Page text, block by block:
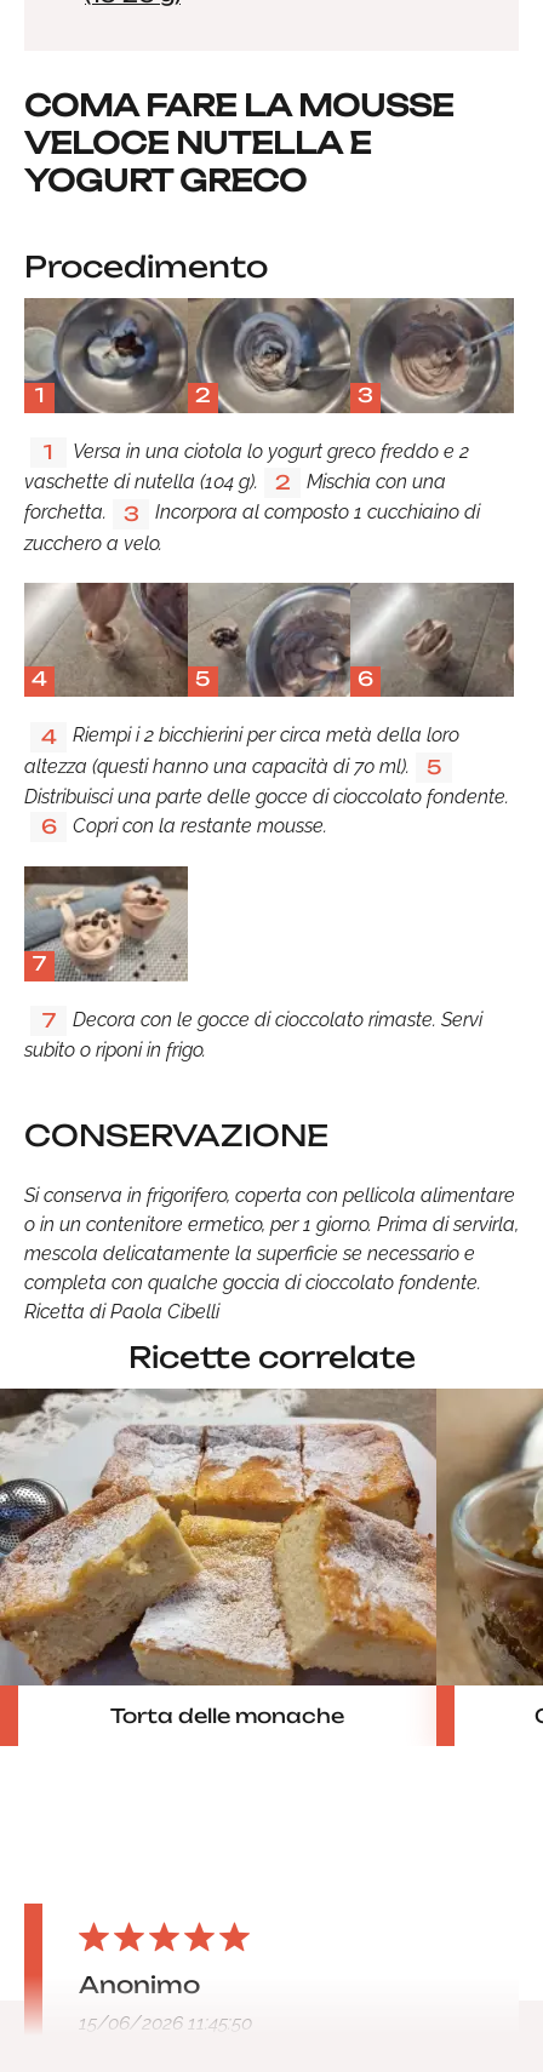
COMA FARE LA MOUSSE
VELOCE NUTELLA E
YOGURT GRECO
Procedimento
1 2 3
1
Versa in una ciotola lo yogurt greco freddo e 2
vaschette di nutella (104 g).
2
Mischia con una
forchetta.
3
Incorpora al composto 1 cucchiaino di
zucchero a velo.
4 5 6
4
Riempi i 2 bicchierini per circa metà della loro
altezza (questi hanno una capacità di 70 ml).
5
Distribuisci una parte delle gocce di cioccolato fondente.
6 Copri con la restante mousse.
7
7
Decora con le gocce di cioccolato rimaste. Servi
subito o riponi in frigo.
CONSERVAZIONE
Si conserva in frigorifero, coperta con pellicola alimentare
o in un contenitore ermetico, per 1 giorno. Prima di servirla,
mescola delicatamente la superficie se necessario e
completa con qualche goccia di cioccolato fondente.
Ricetta di Paola Cibelli
Ricette correlate
Torta delle monache
Anonimo
15/06/2026 11:45:50